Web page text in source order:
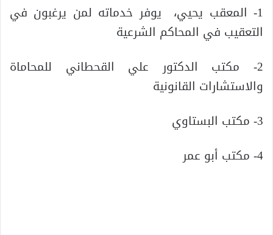
1- المعقب يحيي، يوفر خدماته لمن يرغبون في
التعقيب في المحاكم الشرعية
2- مكتب الدكتور علي القحطاني للمحاماة
والاستشارات القانونية
3- مكتب البستاوي
4- مكتب أبو عمر